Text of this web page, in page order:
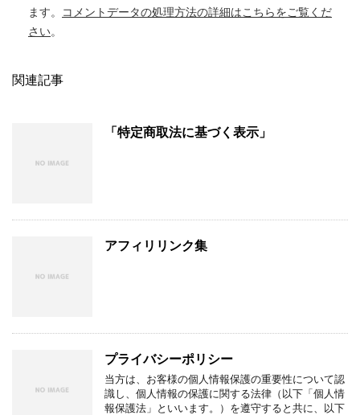
ます。
コメントデータの処理方法の詳細はこちらをご覧くだ
さい。
関連記事
「特定商取法に基づく表示」
アフィリリンク集
プライバシーポリシー
当方は、お客様の個人情報保護の重要性について認
識し、個人情報の保護に関する法律（以下「個人情
報保護法」といいます。）を遵守すると共に、以下